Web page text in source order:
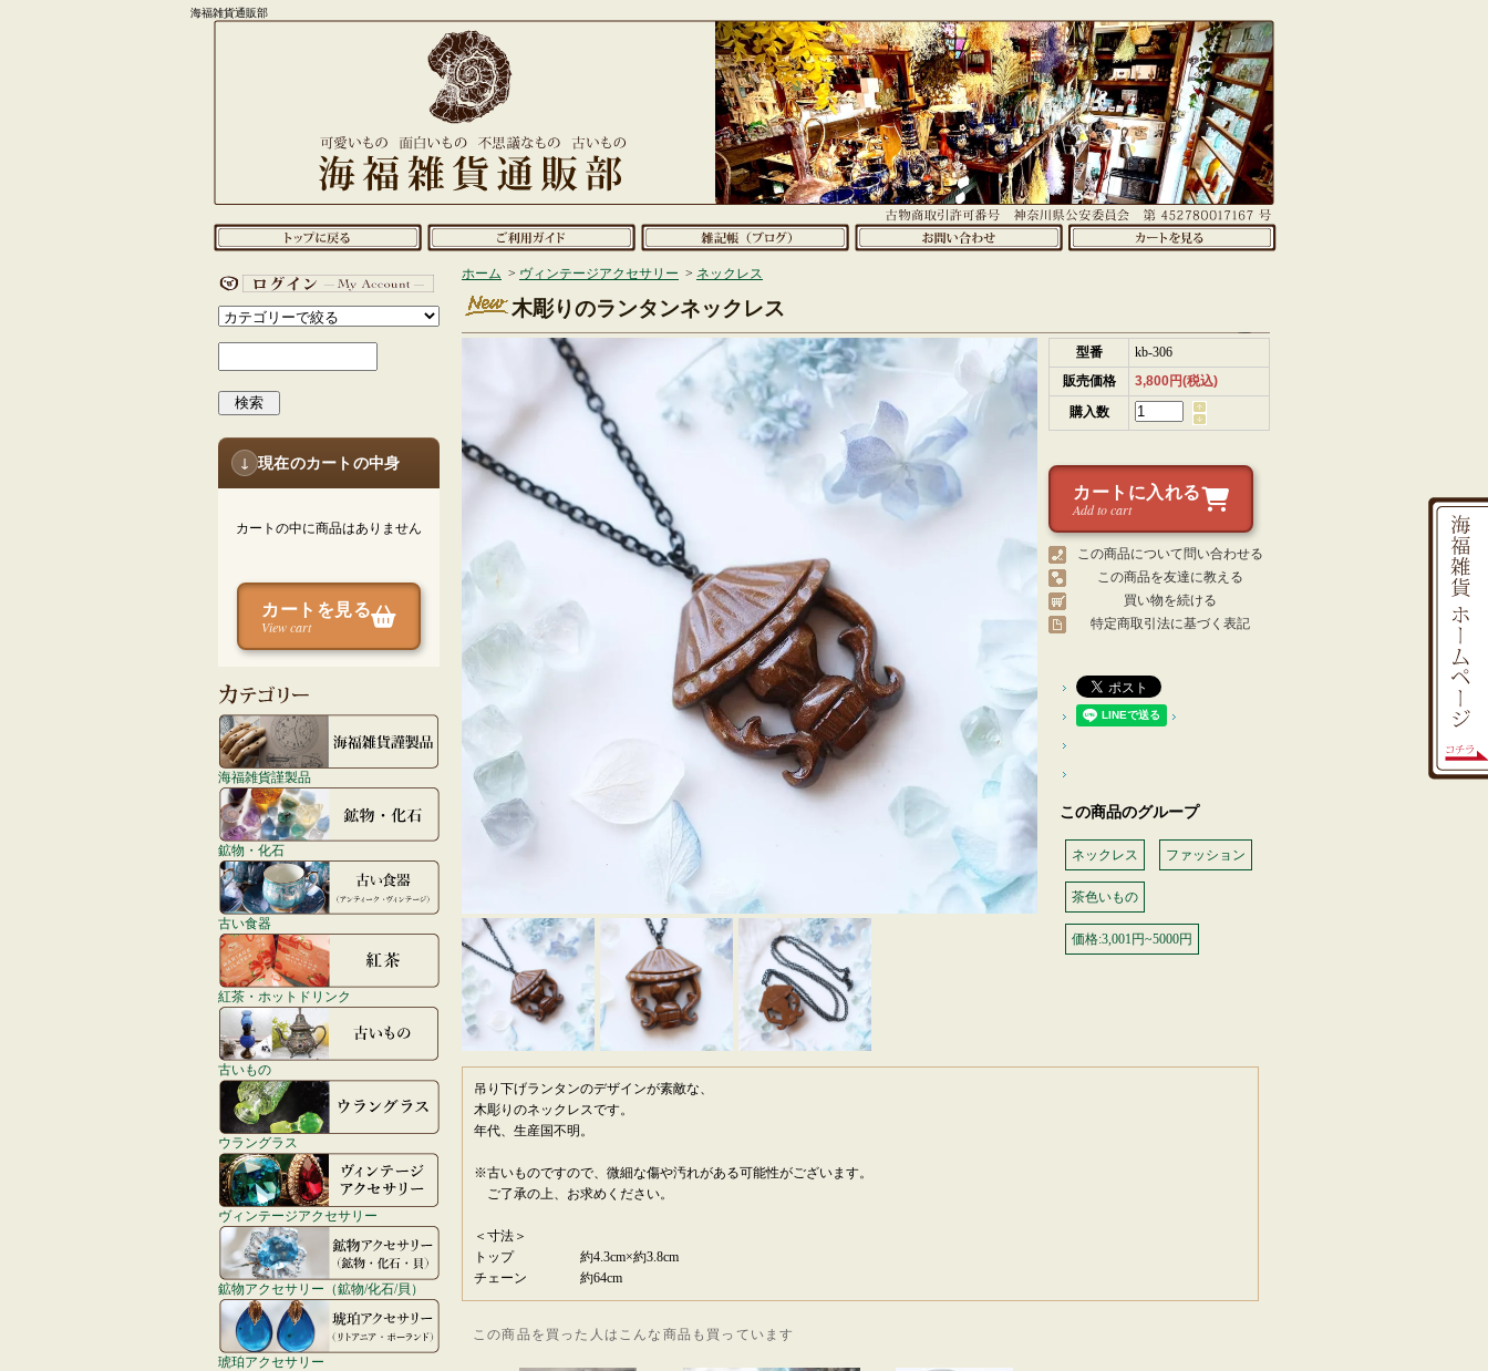
海福雑貨通販部
検索
↓ 現在のカートの中身
カートの中に商品はありません
カートを見る
View cart
海福雑貨謹製品
鉱物・化石
古い食器
紅茶・ホットドリンク
古いもの
ウラングラス
ヴィンテージアクセサリー
鉱物アクセサリー（鉱物/化石/貝）
琥珀アクセサリー
ホーム > ヴィンテージアクセサリー > ネックレス
木彫りのランタンネックレス
型番
kb-306
販売価格
3,800円(税込)
購入数
カートに入れる
Add to cart
この商品について問い合わせる
この商品を友達に教える
買い物を続ける
特定商取引法に基づく表記
この商品のグループ
ネックレス ファッション
茶色いもの
価格:3,001円~5000円
吊り下げランタンのデザインが素敵な、
木彫りのネックレスです。
年代、生産国不明。
※古いものですので、微細な傷や汚れがある可能性がございます。
ご了承の上、お求めください。
＜寸法＞
トップ 約4.3cm×約3.8cm
チェーン 約64cm
この商品を買った人はこんな商品も買っています